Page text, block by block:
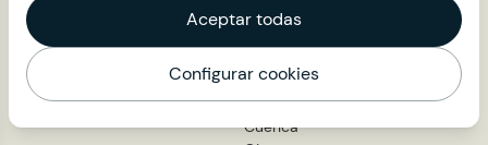
Mapa
Cádiz
Ciudad Real
Córdoba
Cuenca
Aceptar todas
Configurar cookies